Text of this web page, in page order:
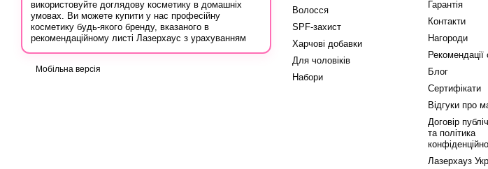
використовуйте доглядову косметику в домашніх
умовах. Ви можете купити у нас професійну
косметику будь-якого бренду, вказаного в
рекомендаційному листі Лазерхаус з урахуванням
Лазер Хауз до косметолога, дерматолога,
Мобільна версія
Волосся
SPF-захист
Харчові добавки
Для чоловіків
Набори
Гарантія
Контакти
Нагороди
Рекомендації
Блог
Сертифікати
Відгуки про
Договір
та політика
Лазерхауз